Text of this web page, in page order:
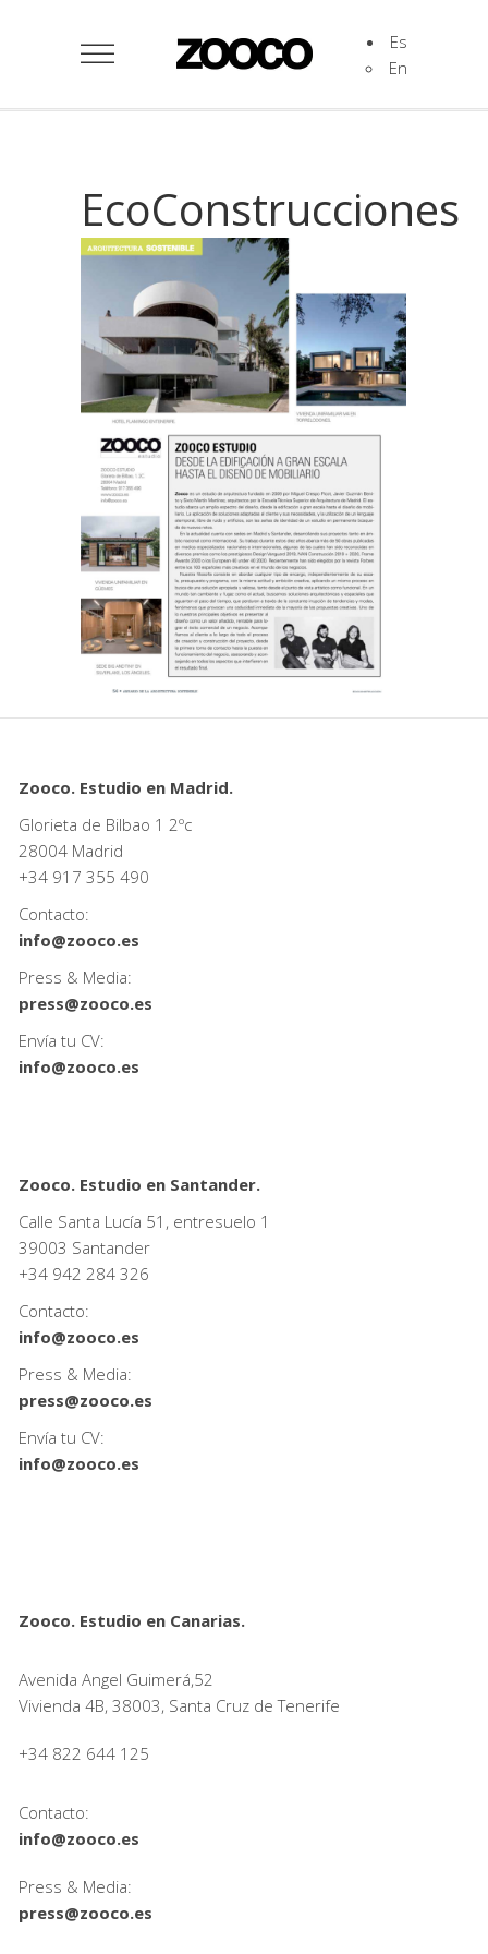
Es
En
EcoConstrucciones
Zooco. Estudio en Madrid.
Glorieta de Bilbao 1 2ºc
28004 Madrid
+34 917 355 490
Contacto:
info@zooco.es
Press & Media:
press@zooco.es
Envía tu CV:
info@zooco.es
Zooco. Estudio en Santander.
Calle Santa Lucía 51, entresuelo 1
39003 Santander
+34 942 284 326
Contacto:
info@zooco.es
Press & Media:
press@zooco.es
Envía tu CV:
info@zooco.es
Zooco. Estudio en Canarias.
Avenida Angel Guimerá,52
Vivienda 4B, 38003, Santa Cruz de Tenerife
+34 822 644 125
Contacto:
info@zooco.es
Press & Media:
press@zooco.es